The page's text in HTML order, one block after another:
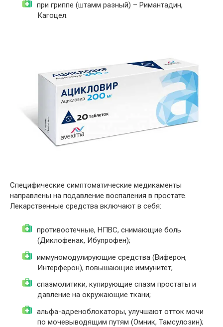
при гриппе (штамм разный) – Римантадин,
Кагоцел.
Специфические симптоматические медикаменты
направлены на подавление воспаления в простате.
Лекарственные средства включают в себя:
противоотечные, НПВС, снимающие боль
(Диклофенак, Ибупрофен);
иммуномодулирующие средства (Виферон,
Интерферон), повышающие иммунитет;
спазмолитики, купирующие спазм простаты и
давление на окружающие ткани;
альфа-адреноблокаторы, улучшают отток мочи
по мочевыводящим путям (Омник, Тамсулозин);